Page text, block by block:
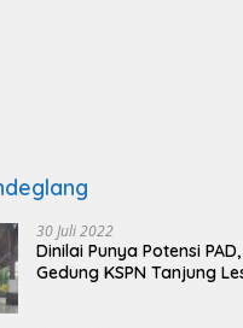
30 Juli 2022
Dinilai Punya Potensi
Gedung KSPN Tanjung